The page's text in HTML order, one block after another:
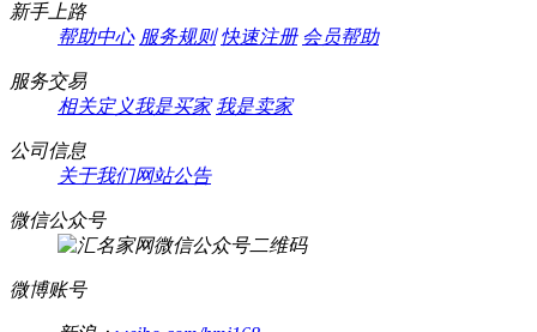
新手上路
帮助中心 服务规则 快速注册 会员帮助
服务交易
相关定义我是买家 我是卖家
公司信息
关于我们网站公告
微信公众号
微博账号